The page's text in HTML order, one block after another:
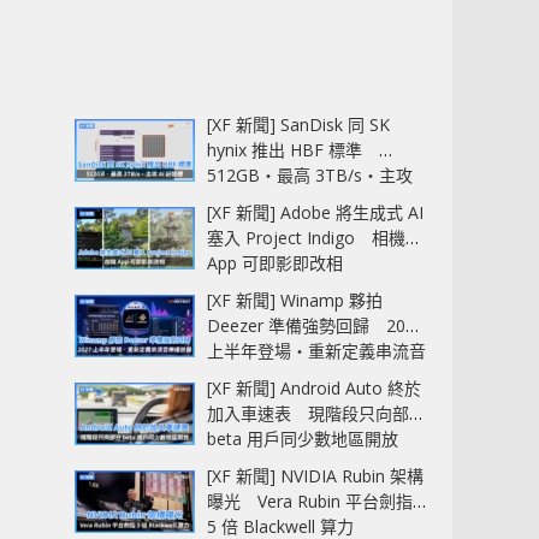
[XF 新聞] SanDisk 同 SK
hynix 推出 HBF 標準
512GB‧最高 3TB/s‧主攻
AI 記憶體
[XF 新聞] Adobe 將生成式 AI
塞入 Project Indigo 相機
App 可即影即改相
[XF 新聞] Winamp 夥拍
Deezer 準備強勢回歸 2027
上半年登場‧重新定義串流音
樂播放器
[XF 新聞] Android Auto 終於
加入車速表 現階段只向部分
beta 用戶同少數地區開放
[XF 新聞] NVIDIA Rubin 架構
曝光 Vera Rubin 平台劍指
5 倍 Blackwell 算力